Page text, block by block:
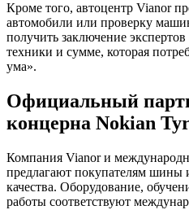
Кроме того, автоцентр Vianor
автомобили или проверку
получить заключение
техники и сумме, которая
ума».
Официальный
концерна Nokian
Компания Vianor и
предлагают покупателям шины
качества. Оборудование,
работы соответствуют